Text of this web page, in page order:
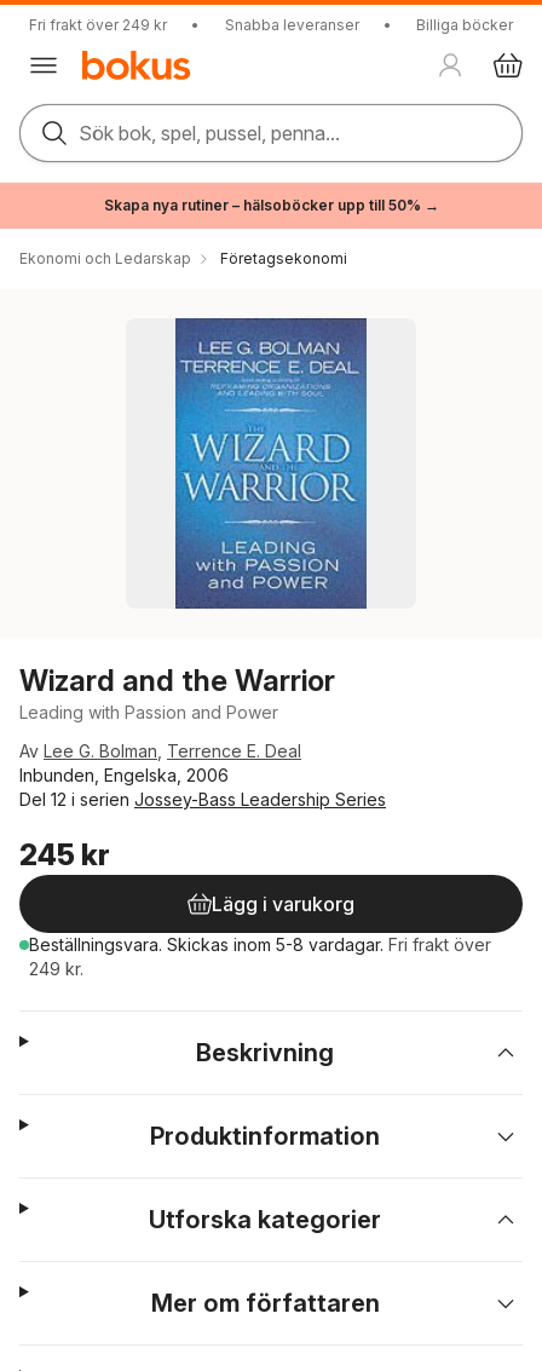
Fri frakt över 249 kr • Snabba leveranser • Billiga böcker
Sök bok, spel, pussel, penna...
Skapa nya rutiner – hälsoböcker upp till 50% →
Ekonomi och Ledarskap Företagsekonomi
Wizard and the Warrior
Leading with Passion and Power
Av Lee G. Bolman Terrence E. Deal
Inbunden, Engelska, 2006
Del 12 i serien Jossey-Bass Leadership Series
245 kr
Lägg i varukorg
Beställningsvara. Skickas inom 5-8 vardagar. Fri frakt över
249 kr.
Beskrivning
Produktinformation
Utforska kategorier
Mer om författaren